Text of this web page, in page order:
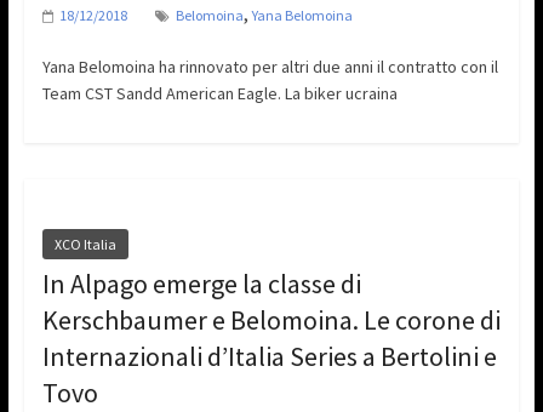
18/12/2018 Belomoina,Yana Belomoina
Yana Belomoina ha rinnovato per altri due anni il contratto con il
Team CST Sandd American Eagle. La biker ucraina
XCO Italia
In Alpago emerge la classe di
Kerschbaumer e Belomoina. Le corone di
Internazionali d’Italia Series a Bertolini e
Tovo